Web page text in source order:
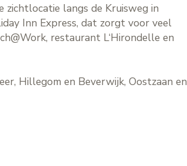
langs de Kruisweg in
Inn Express, dat zorgt voor veel
restaurant L‘Hirondelle en
Hillegom en Beverwijk, Oostzaan en